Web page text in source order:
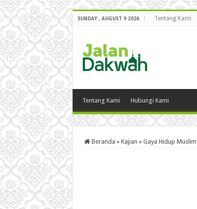
SUNDAY , AUGUST 9 2026 Tentang Kami
Tentang Kami Hubungi Kami
Beranda » Kajian » Gaya Hidup Muslim